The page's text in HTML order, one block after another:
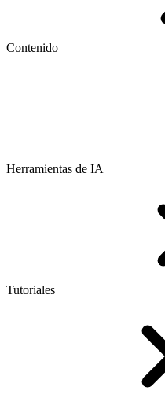
Contenido
Herramientas de IA
Tutoriales